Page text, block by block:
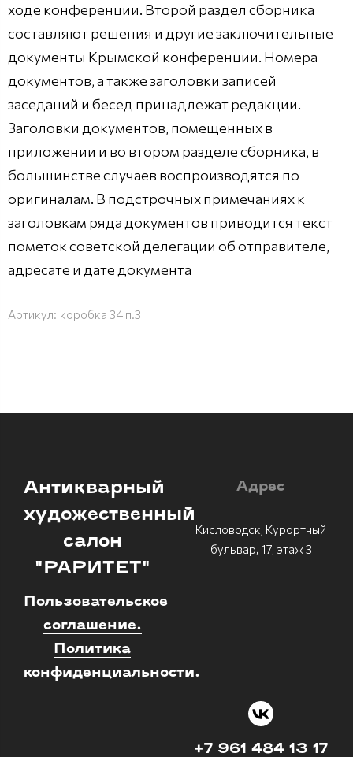
ходе конференции. Второй раздел сборника
составляют решения и другие заключительные
документы Крымской конференции. Номера
документов, а также заголовки записей
заседаний и бесед принадлежат редакции.
Заголовки документов, помещенных в
приложении и во втором разделе сборника, в
большинстве случаев воспроизводятся по
оригиналам. В подстрочных примечаниях к
заголовкам ряда документов приводится текст
пометок советской делегации об отправителе,
адресате и дате документа
Артикул: коробка 34 п.3
Антикварный
художественный
салон
"РАРИТЕТ"
Пользовательское
соглашение.
Политика
конфиденциальности.
Адрес
Кисловодск, Курортный
бульвар, 17, этаж 3
+7 961 484 13 17